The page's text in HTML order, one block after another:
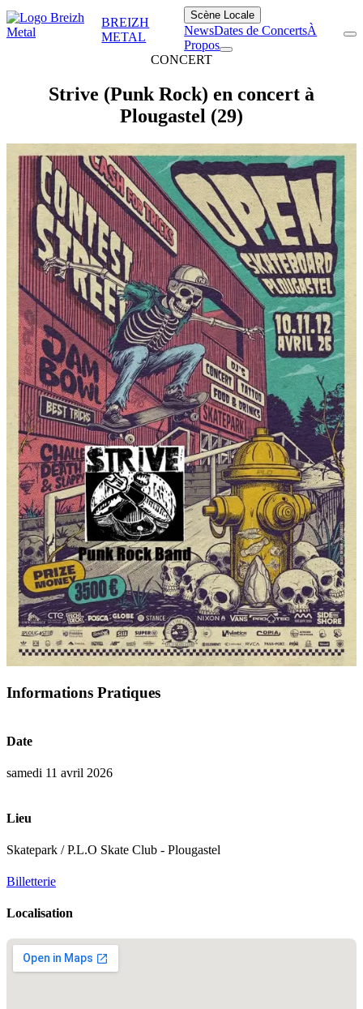
BREIZH
METAL
Scène Locale
NewsDates de ConcertsÀ
Propos
CONCERT
Strive (Punk Rock) en concert à
Plougastel (29)
Informations Pratiques
Date
samedi 11 avril 2026
Lieu
Skatepark / P.L.O Skate Club - Plougastel
Billetterie
Localisation